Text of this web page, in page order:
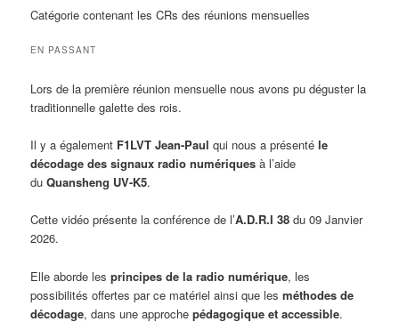
Catégorie contenant les CRs des réunions mensuelles
EN PASSANT
Lors de la première réunion mensuelle nous avons pu déguster la
traditionnelle galette des rois.
Il y a également F1LVT Jean-Paul qui nous a présentéle
décodage des signaux radio numériques à l’aide
duQuansheng UV-K5.
Cette vidéo présente la conférence de l’A.D.R.I 38du 09 Janvier
2026.
Elle aborde lesprincipes de la radio numérique, les
possibilités offertes par ce matériel ainsi que lesméthodes de
décodage, dans une approchepédagogique et accessible.